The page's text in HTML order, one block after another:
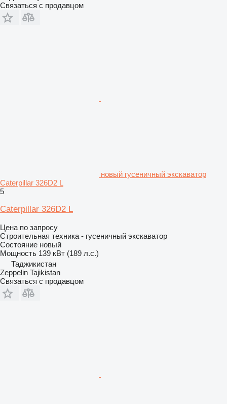
Связаться с продавцом
новый гусеничный экскаватор
Caterpillar 326D2 L
5
Caterpillar 326D2 L
Цена по запросу
Строительная техника - гусеничный экскаватор
Состояние новый
Мощность 139 кВт (189 л.с.)
Таджикистан
Zeppelin Tajikistan
Связаться с продавцом